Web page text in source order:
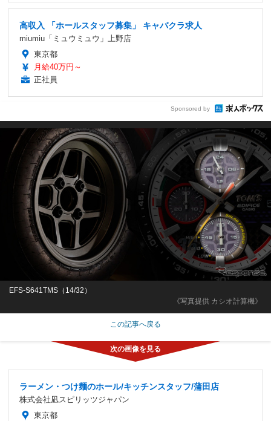
高収入 「ホールスタッフ募集」 キャバクラ求人
miumiu「ミュウミュウ」上野店
東京都
月給40万円～
正社員
Sponsored by
《写真提供 カシオ計算機》
EFS-S641TMS（14/32）
この記事へ戻る
ラーメン・つけ麺のホール/キッチンスタッフ/蒲田店
株式会社凪スピリッツジャパン
東京都